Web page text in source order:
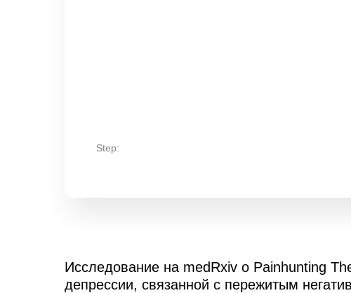
Step:
Исследование на medRxiv о Painhunting
депрессии, связанной с пережитым